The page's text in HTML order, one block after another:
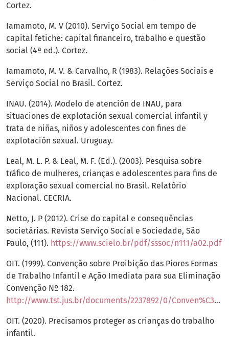
Cortez.
Iamamoto, M. V (2010). Serviço Social em tempo de
capital fetiche: capital financeiro, trabalho e questão
social (4ª ed.). Cortez.
Iamamoto, M. V. & Carvalho, R (1983). Relações Sociais e
Serviço Social no Brasil. Cortez.
INAU. (2014). Modelo de atención de INAU, para
situaciones de explotación sexual comercial infantil y
trata de niñas, niños y adolescentes con fines de
explotación sexual. Uruguay.
Leal, M. L. P. & Leal, M. F. (Ed.). (2003). Pesquisa sobre
tráfico de mulheres, crianças e adolescentes para fins de
exploração sexual comercial no Brasil. Relatório
Nacional. CECRIA.
Netto, J. P (2012). Crise do capital e consequências
societárias. Revista Serviço Social e Sociedade, São
Paulo, (111). https://www.scielo.br/pdf/sssoc/n111/a02.pdf
OIT. (1999). Convenção sobre Proibição das Piores Formas
de Trabalho Infantil e Ação Imediata para sua Eliminação
Convenção Nº 182.
http://www.tst.jus.br/documents/2237892/0/Conven%C3%A7%C3%A3o+182+da+OIT+sobre+Proibi%C3%A7%C3%A3o+das+piores+formas+de+trabalho+infantil+e+A%C3%A7%C3%A3o+imediata+para+sua+elimina%C3%A7%C3%A3o
OIT. (2020). Precisamos proteger as crianças do trabalho
infantil.